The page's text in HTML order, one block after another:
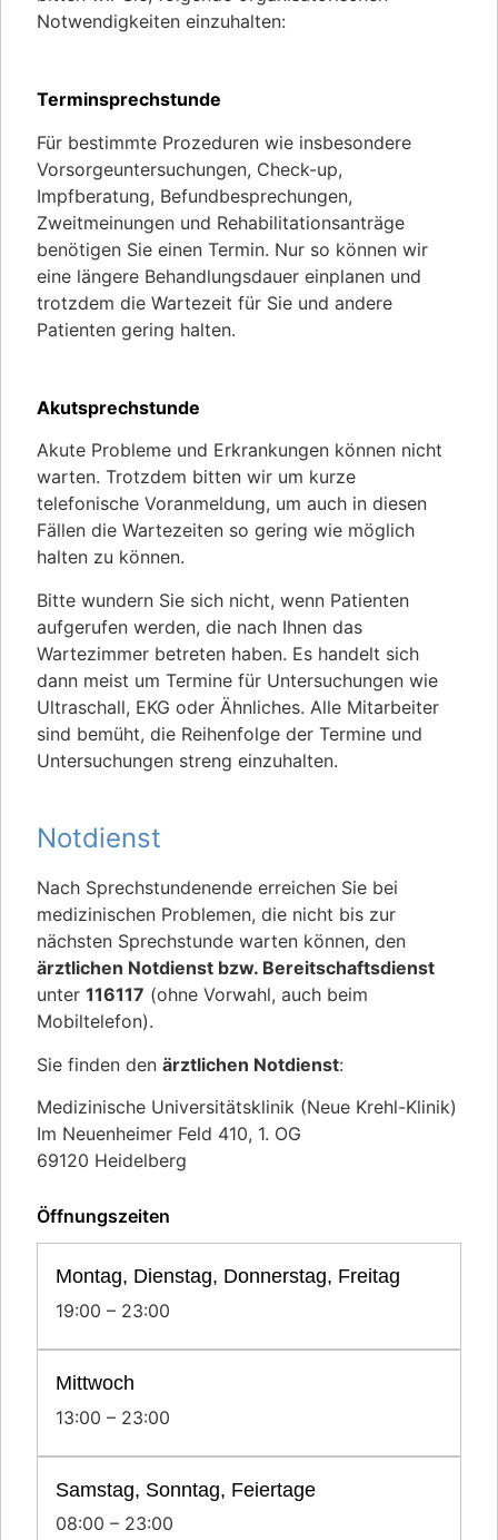
Notwendigkeiten einzuhalten:
Terminsprechstunde
Für bestimmte Prozeduren wie insbesondere
Vorsorgeuntersuchungen, Check-up,
Impfberatung, Befundbesprechungen,
Zweitmeinungen und Rehabilitationsanträge
benötigen Sie einen Termin. Nur so können wir
eine längere Behandlungsdauer einplanen und
trotzdem die Wartezeit für Sie und andere
Patienten gering halten.
Akutsprechstunde
Akute Probleme und Erkrankungen können nicht
warten. Trotzdem bitten wir um kurze
telefonische Voranmeldung, um auch in diesen
Fällen die Wartezeiten so gering wie möglich
halten zu können.
Bitte wundern Sie sich nicht, wenn Patienten
aufgerufen werden, die nach Ihnen das
Wartezimmer betreten haben. Es handelt sich
dann meist um Termine für Untersuchungen wie
Ultraschall, EKG oder Ähnliches. Alle Mitarbeiter
sind bemüht, die Reihenfolge der Termine und
Untersuchungen streng einzuhalten.
Notdienst
Nach Sprechstundenende erreichen Sie bei
medizinischen Problemen, die nicht bis zur
nächsten Sprechstunde warten können, den
ärztlichen Notdienst bzw. Bereitschaftsdienst
unter 116117 (ohne Vorwahl, auch beim
Mobiltelefon).
Sie finden den ärztlichen Notdienst:
Medizinische Universitätsklinik (Neue Krehl-Klinik)
Im Neuenheimer Feld 410, 1. OG
69120 Heidelberg
Öffnungszeiten
Montag, Dienstag, Donnerstag, Freitag
19:00 – 23:00
Mittwoch
13:00 – 23:00
Samstag, Sonntag, Feiertage
08:00 – 23:00